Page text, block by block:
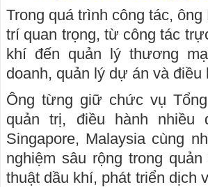
Trong quá trình công tác,
trí quan trọng, từ công tác
khí đến quản lý thương
doanh, quản lý dự án và
Ông từng giữ chức vụ
quản trị, điều hành
Singapore, Malaysia cùng
nghiệm sâu rộng trong
thuật dầu khí, phát triển dịch